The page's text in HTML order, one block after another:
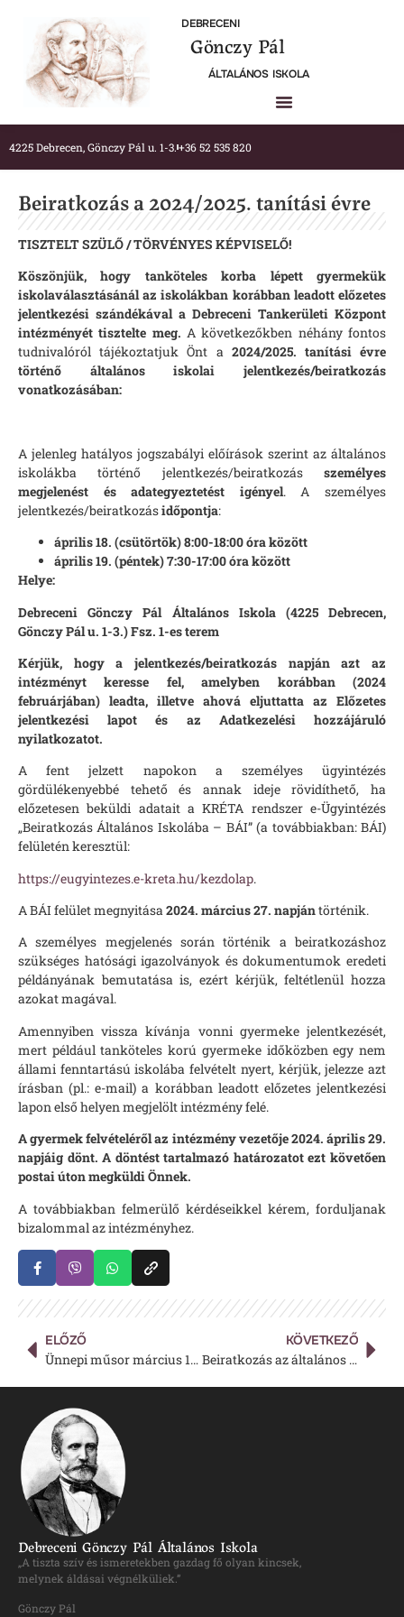
DEBRECENI
Gönczy Pál
ÁLTALÁNOS ISKOLA
4225 Debrecen, Gönczy Pál u. 1-3.+36 52 535 820
Beiratkozás a 2024/2025. tanítási évre
TISZTELT SZÜLŐ / TÖRVÉNYES KÉPVISELŐ!
Köszönjük, hogy tanköteles korba lépett gyermekük
iskolaválasztásánál az iskolákban korábban leadott előzetes
jelentkezési szándékával a Debreceni Tankerületi Központ
intézményét tisztelte meg. A következőkben néhány fontos
tudnivalóról tájékoztatjuk Önt a2024/2025. tanítási évre
történő általános iskolai jelentkezés/beiratkozás
vonatkozásában:
A jelenleg hatályos jogszabályi előírások szerint az általános
iskolákba történő jelentkezés/beiratkozás személyes
megjelenést és adategyeztetést igényel. A személyes
jelentkezés/beiratkozásidőpontja:
április 18. (csütörtök) 8:00-18:00 óra között
április 19. (péntek) 7:30-17:00 óra között
Helye:
Debreceni Gönczy Pál Általános Iskola (4225 Debrecen,
Gönczy Pál u. 1-3.) Fsz. 1-es terem
Kérjük, hogy a jelentkezés/beiratkozás napján azt az
intézményt keresse fel, amelyben korábban (2024
februárjában) leadta, illetve ahová eljuttatta az Előzetes
jelentkezési lapot és az Adatkezelési hozzájáruló
nyilatkozatot.
A fent jelzett napokon a személyes ügyintézés
gördülékenyebbé tehető és annak ideje rövidíthető, ha
előzetesen beküldi adatait a KRÉTA rendszer e-Ügyintézés
„Beiratkozás Általános Iskolába – BÁI” (a továbbiakban: BÁI)
felületén keresztül:
https://eugyintezes.e-kreta.hu/kezdolap.
A BÁI felület megnyitása2024. március 27. napjántörténik.
A személyes megjelenés során történik a beiratkozáshoz
szükséges hatósági igazolványok és dokumentumok eredeti
példányának bemutatása is, ezért kérjük, feltétlenül hozza
azokat magával.
Amennyiben vissza kívánja vonni gyermeke jelentkezését,
mert például tanköteles korú gyermeke időközben egy nem
állami fenntartású iskolába felvételt nyert, kérjük, jelezze azt
írásban (pl.: e-mail) a korábban leadott előzetes jelentkezési
lapon első helyen megjelölt intézmény felé.
A gyermek felvételéről az intézmény vezetője 2024. április 29.
napjáig dönt. A döntést tartalmazó határozatot ezt követően
postai úton megküldi Önnek.
A továbbiakban felmerülő kérdéseikkel kérem, forduljanak
bizalommal az intézményhez.
ELŐZŐ
Ünnepi műsor március 15-én
KÖVETKEZŐ
Beiratkozás az általános iskolába 2024 szülői tájékoztató segédlet
Debreceni Gönczy Pál Általános Iskola
„A tiszta szív és ismeretekben gazdag fő olyan kincsek,
melynek áldásai végnélküliek.”
Gönczy Pál